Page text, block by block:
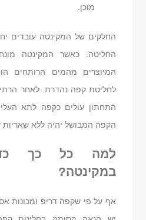
מוכן.
החלקים של המקינטה עובדים
החליטה. כאשר המקינטה
המיוצרים מהמים הרותחים
לחליטת קפה נהדרת. לאחר
התחתון עולים כקפה לתא
הקפה המבושל יהיה ללא שאריות
למה כל כך
במקינטה?
אף על פי שקפה דריפ ומכונות